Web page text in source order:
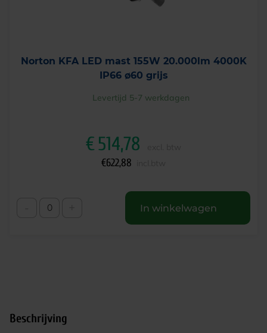
Norton KFA LED mast 155W 20.000lm 4000K
IP66 ø60 grijs
Levertijd 5-7 werkdagen
€514,78
€622,88
In winkelwagen
Beschrijving